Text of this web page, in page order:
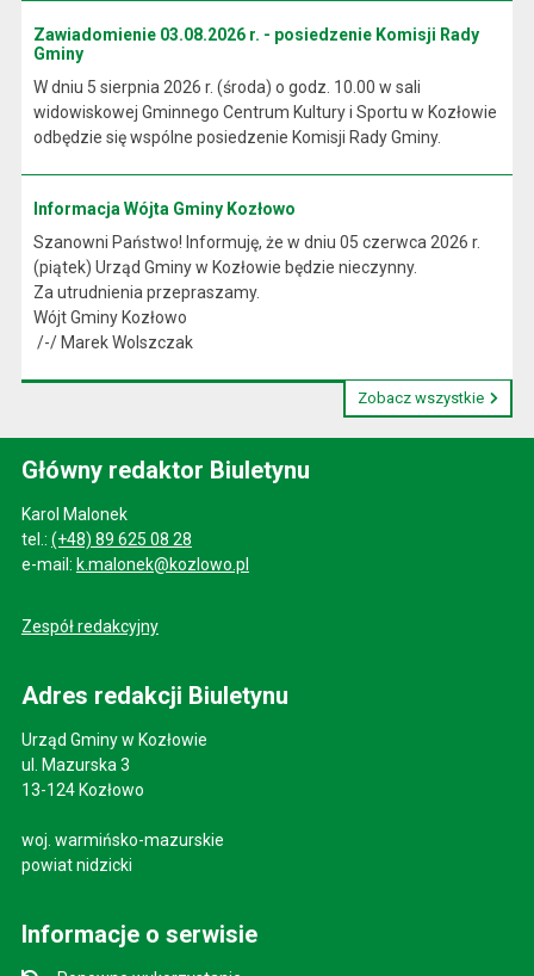
Zawiadomienie 03.08.2026 r. - posiedzenie Komisji Rady
Gminy
W dniu 5 sierpnia 2026 r. (środa) o godz. 10.00 w sali
widowiskowej Gminnego Centrum Kultury i Sportu w Kozłowie
odbędzie się wspólne posiedzenie Komisji Rady Gminy.
Informacja Wójta Gminy Kozłowo
Szanowni Państwo! Informuję, że w dniu 05 czerwca 2026 r.
(piątek) Urząd Gminy w Kozłowie będzie nieczynny.
Za utrudnienia przepraszamy.
Wójt Gminy Kozłowo
/-/ Marek Wolszczak
Zobacz wszystkie
Główny redaktor Biuletynu
Karol Malonek
tel.: (+48) 89 625 08 28
e-mail: k.malonek@kozlowo.pl
Zespół redakcyjny
Adres redakcji Biuletynu
Urząd Gminy w Kozłowie
ul. Mazurska 3
13-124 Kozłowo
woj. warmińsko-mazurskie
powiat nidzicki
Informacje o serwisie